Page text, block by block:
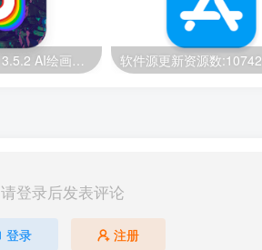
IOS Uni Dream 3.5.2 AI绘画【IOS最新免费版】 软件源更新资源数:10742
请登录后发表评论
登录 注册